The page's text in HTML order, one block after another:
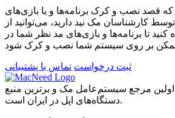
قصد نصب و کرک برنامه‌ها و یا بازی‌های
کارشناسان مک نید دارید، می‌توانید از
کنید تا برنامه‌ها و بازی‌های مد نظر شما در
ثبت درخواست تماس با پشتیبانی
مرجع سیستم‌عامل مک و برترین منبع
دستگاه‌های اپل در ایران است.